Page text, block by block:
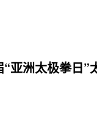
亚洲太极拳日